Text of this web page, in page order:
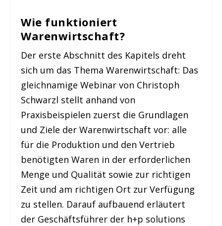
Wie funktioniert
Warenwirtschaft?
Der erste Abschnitt des Kapitels dreht
sich um das Thema Warenwirtschaft: Das
gleichnamige Webinar von Christoph
Schwarzl stellt anhand von
Praxisbeispielen zuerst die Grundlagen
und Ziele der Warenwirtschaft vor: alle
für die Produktion und den Vertrieb
benötigten Waren in der erforderlichen
Menge und Qualität sowie zur richtigen
Zeit und am richtigen Ort zur Verfügung
zu stellen. Darauf aufbauend erläutert
der Geschäftsführer der h+p solutions